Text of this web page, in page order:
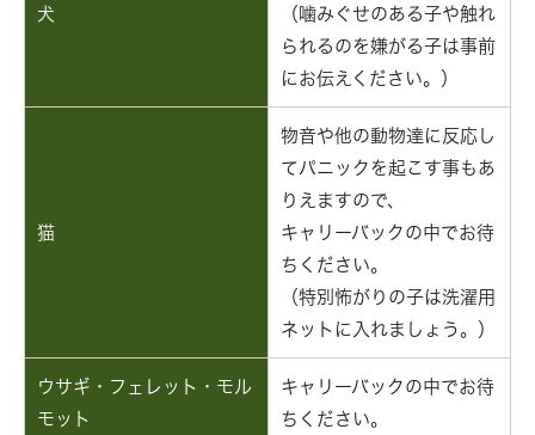
犬
（噛みぐせのある子や触れ
られるのを嫌がる子は事前
にお伝えください。）
猫
物音や他の動物達に反応し
てパニックを起こす事もあ
りえますので、
キャリーバックの中でお待
ちください。
（特別怖がりの子は洗濯用
ネットに入れましょう。）
ウサギ・フェレット・モル
モット
キャリーバックの中でお待
ちください。